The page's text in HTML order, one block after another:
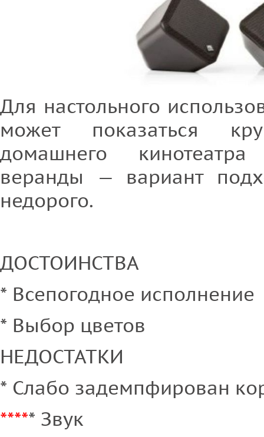
Для настольного
может показаться
домашнего
веранды — вариант
недорого.
ДОСТОИНСТВА
* Всепогодное исполнение
* Выбор цветов
НЕДОСТАТКИ
* Слабо задемпфирован
***** Звук